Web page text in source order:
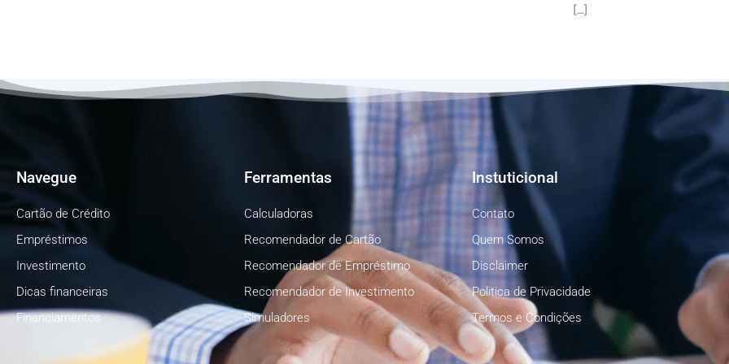
[…]
Navegue
Cartão de Crédito
Empréstimos
Investimento
Dicas financeiras
Financiamentos
Ferramentas
Calculadoras
Recomendador de Cartão
Recomendador de Empréstimo
Recomendador de Investimento
Simuladores
Instuticional
Contato
Quem Somos
Disclaimer
Politica de Privacidade
Termos e Condições